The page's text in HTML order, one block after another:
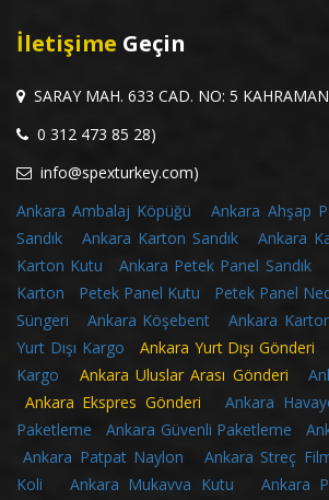
İletişime Geçin
SARAY MAH. 633 CAD. NO: 5
0 312 473 85 28)
info@spexturkey.com)
Ankara Ambalaj Köpüğü
Ankara Ahşap
Sandık
Ankara Karton Sandık Ankara
Karton Kutu
Ankara Petek Panel Sandık
Karton
Petek Panel Kutu Petek Panel
Süngeri
Ankara Köşebent Ankara
Yurt Dışı Kargo Ankara Yurt Dışı
Kargo Ankara Uluslar Arası Gönderi
Ankara Ekspres Gönderi
Ankara
Paketleme
Ankara Güvenli Paketleme
Ankara Patpat Naylon
Ankara Streç
Koli
Ankara Mukavva Kutu
Ankara